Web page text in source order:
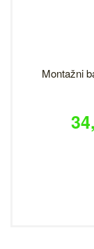
Montažni